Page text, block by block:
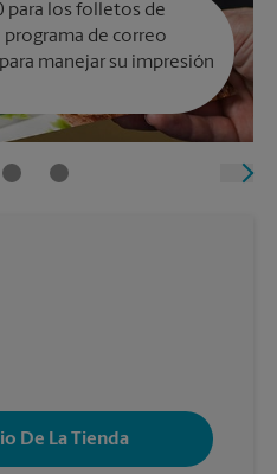
para los folletos de
de correo
manejar su impresión
De La Tienda